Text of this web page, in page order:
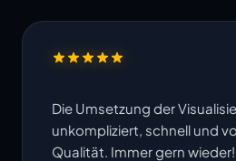
Die Umsetzung der
unkompliziert, schnell und
Qualität. Immer gern wieder!